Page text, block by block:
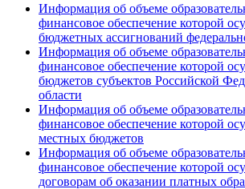
Информация об объеме
финансовое обеспечение которой
бюджетных ассигнований
Информация об объеме
финансовое обеспечение которой
бюджетов субъектов Российской
области
Информация об объеме
финансовое обеспечение которой
местных бюджетов
Информация об объеме
финансовое обеспечение которой
договорам об оказании платных